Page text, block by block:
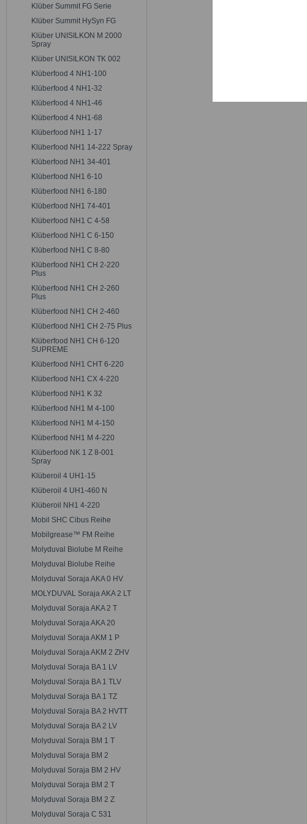
Klüber Summit FG Serie
Klüber Summit HySyn FG
Klüber UNISILKON M 2000
Spray
Klüber UNISILKON TK 002
Klüberfood 4 NH1-100
Klüberfood 4 NH1-32
Klüberfood 4 NH1-46
Klüberfood 4 NH1-68
Klüberfood NH1 1-17
Klüberfood NH1 14-222 Spray
Klüberfood NH1 34-401
Klüberfood NH1 6-10
Klüberfood NH1 6-180
Klüberfood NH1 74-401
Klüberfood NH1 C 4-58
Klüberfood NH1 C 6-150
Klüberfood NH1 C 8-80
Klüberfood NH1 CH 2-220
Plus
Klüberfood NH1 CH 2-260
Plus
Klüberfood NH1 CH 2-460
Klüberfood NH1 CH 2-75 Plus
Klüberfood NH1 CH 6-120
SUPREME
Klüberfood NH1 CHT 6-220
Klüberfood NH1 CX 4-220
Klüberfood NH1 K 32
Klüberfood NH1 M 4-100
Klüberfood NH1 M 4-150
Klüberfood NH1 M 4-220
Klüberfood NK 1 Z 8-001
Spray
Klüberoil 4 UH1-15
Klüberoil 4 UH1-460 N
Klüberoil NH1 4-220
Mobil SHC Cibus Reihe
Mobilgrease™ FM Reihe
Molyduval Biolube M Reihe
Molyduval Biolube Reihe
Molyduval Soraja AKA 0 HV
MOLYDUVAL Soraja AKA 2 LT
Molyduval Soraja AKA 2 T
Molyduval Soraja AKA 20
Molyduval Soraja AKM 1 P
Molyduval Soraja AKM 2 ZHV
Molyduval Soraja BA 1 LV
Molyduval Soraja BA 1 TLV
Molyduval Soraja BA 1 TZ
Molyduval Soraja BA 2 HVTT
Molyduval Soraja BA 2 LV
Molyduval Soraja BM 1 T
Molyduval Soraja BM 2
Molyduval Soraja BM 2 HV
Molyduval Soraja BM 2 T
Molyduval Soraja BM 2 Z
Molyduval Soraja C 531